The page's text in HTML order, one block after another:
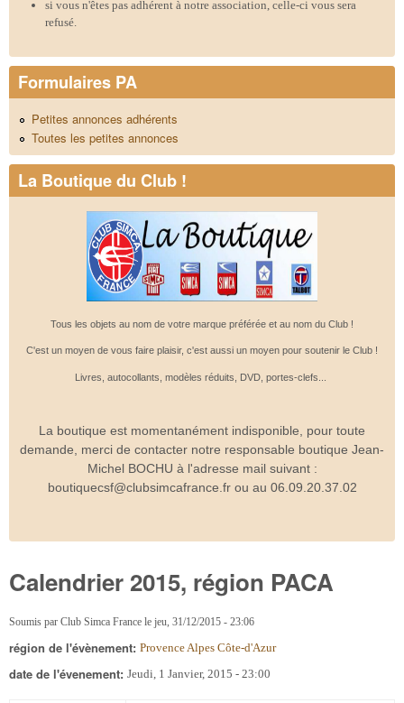
si vous n'êtes pas adhérent à notre association, celle-ci vous sera
refusé.
Formulaires PA
Petites annonces adhérents
Toutes les petites annonces
La Boutique du Club !
Tous les objets au nom de votre marque préférée et au nom du Club !
C'est un moyen de vous faire plaisir, c'est aussi un moyen pour soutenir le Club !
Livres, autocollants, modèles réduits, DVD, portes-clefs...
La boutique est momentanément indisponible, pour toute
demande, merci de contacter notre responsable boutique Jean-
Michel BOCHU à l'adresse mail suivant :
boutiquecsf@clubsimcafrance.fr ou au 06.09.20.37.02
Calendrier 2015, région PACA
Soumis par Club Simca France le jeu, 31/12/2015 - 23:06
région de l'évènement: Provence Alpes Côte-d'Azur
date de l'évenement: Jeudi, 1 Janvier, 2015 - 23:00